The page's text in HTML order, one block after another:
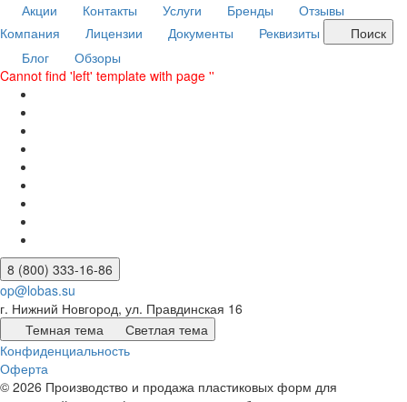
Акции
Контакты Услуги Бренды
Отзывы
Компания
Лицензии Документы Реквизиты
Поиск
Блог
Обзоры
Cannot find 'left' template with page ''
8 (800) 333-16-86
op@lobas.su
г. Нижний Новгород, ул. Правдинская 16
Темная тема
Светлая тема
Конфиденциальность
Оферта
© 2026 Производство и продажа пластиковых форм для